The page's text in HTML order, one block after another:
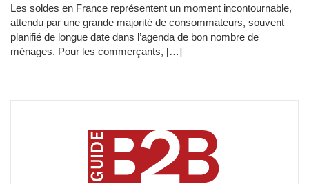
Les soldes en France représentent un moment incontournable,
attendu par une grande majorité de consommateurs, souvent
planifié de longue date dans l’agenda de bon nombre de
ménages. Pour les commerçants, […]